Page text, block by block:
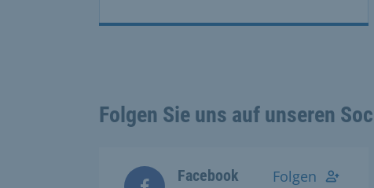
Folgen Sie uns auf unseren
Facebook Folgen